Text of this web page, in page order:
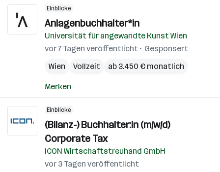
Einblicke
Anlagenbuchhalter*in
Universität für angewandte Kunst Wien
vor 7 Tagen veröffentlicht
Gesponsert
Wien
Vollzeit ab 3.450 € monatlich
Merken
Einblicke
(Bilanz-) Buchhalter:in (m/w/d)
Corporate Tax
ICON Wirtschaftstreuhand GmbH
vor 3 Tagen veröffentlicht